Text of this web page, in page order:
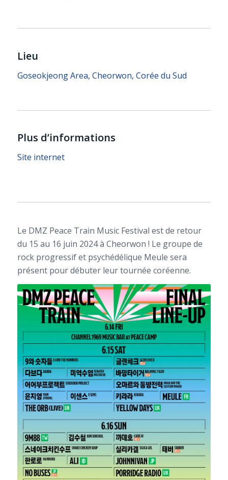
Lieu
Goseokjeong Area, Cheorwon, Corée du Sud
Plus d’informations
Site internet
Le DMZ Peace Train Music Festival est de retour
du 15 au 16 juin 2024 à Cheorwon ! Le groupe de
rock progressif et psychédélique Meule sera
présent pour débuter leur tournée coréenne.